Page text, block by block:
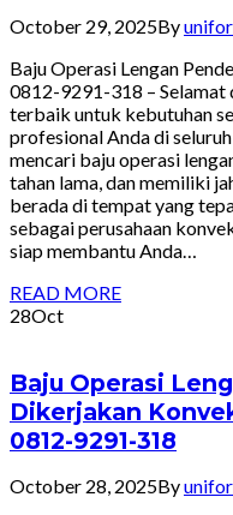
October 29, 2025By
Baju Operasi Lengan
0812-9291-318 – Selamat
terbaik untuk kebutuhan
profesional Anda di
mencari baju operasi
tahan lama, dan memiliki
berada di tempat yang
sebagai perusahaan
siap membantu Anda…
READ MORE
28Oct
Baju Operasi
Dikerjakan
0812-9291-318
October 28, 2025By